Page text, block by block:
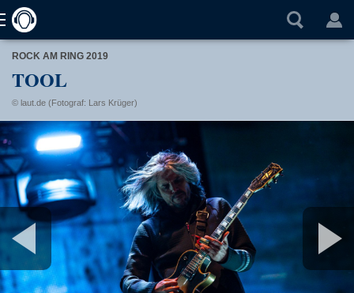
ROCK AM RING 2019
TOOL
© laut.de (Fotograf: Lars Krüger)